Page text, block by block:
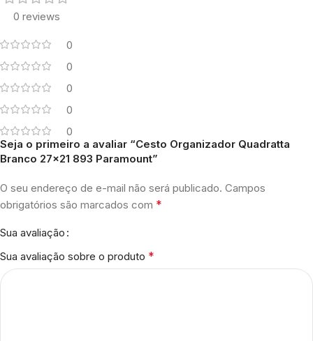
0 reviews
0
0
0
0
0
Seja o primeiro a avaliar “Cesto Organizador Quadratta
Branco 27×21 893 Paramount”
O seu endereço de e-mail não será publicado. Campos
obrigatórios são marcados com *
Sua avaliação
Sua avaliação sobre o produto *